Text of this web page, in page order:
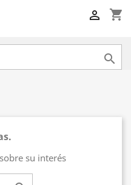
shopping_cart


su interés